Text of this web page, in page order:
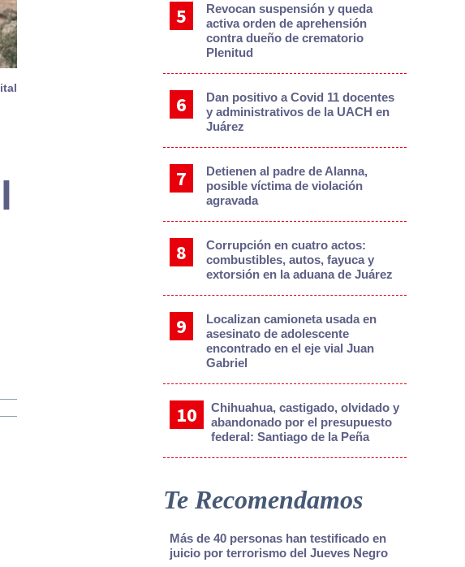
Revocan suspensión y queda
activa orden de aprehensión
contra dueño de crematorio
Plenitud
Dan positivo a Covid 11 docentes
y administrativos de la UACH en
Juárez
Detienen al padre de Alanna,
posible víctima de violación
agravada
Corrupción en cuatro actos:
combustibles, autos, fayuca y
extorsión en la aduana de Juárez
Localizan camioneta usada en
asesinato de adolescente
encontrado en el eje vial Juan
Gabriel
Chihuahua, castigado, olvidado y
abandonado por el presupuesto
federal: Santiago de la Peña
Te Recomendamos
Más de 40 personas han testificado en
juicio por terrorismo del Jueves Negro